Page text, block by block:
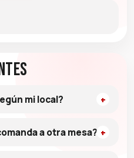
mi local?
a otra mesa?